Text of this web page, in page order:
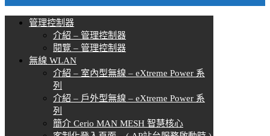
管理控制器
介紹 – 管理控制器
閱覽 – 管理控制器
無線 WLAN
介紹 – 室內型無線 – eXtreme Power 系
列
介紹 – 戶外型無線 – eXtreme Power 系
列
簡介 Cerio MAN MESH 智慧核心